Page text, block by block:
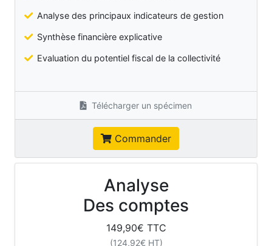
Analyse des principaux indicateurs de gestion
Synthèse financière explicative
Evaluation du potentiel fiscal de la collectivité
Télécharger un spécimen
Commander
Analyse
Des comptes
149,90€ TTC
(124,92€ HT)